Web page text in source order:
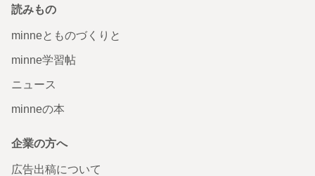
読みもの
minneとものづくりと
minne学習帖
ニュース
minneの本
企業の方へ
広告出稿について